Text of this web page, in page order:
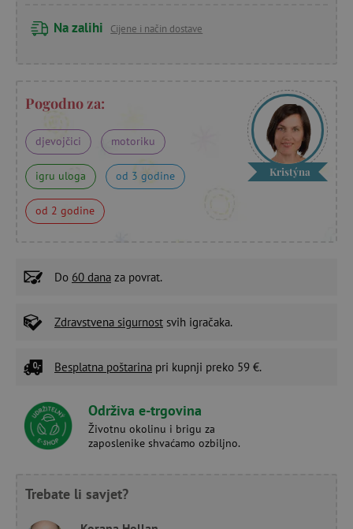
Na zalihi Cijene i način dostave
Pogodno za:
djevojčici motoriku
igru uloga od 3 godine
od 2 godine
Kristýna
Do 60 dana za povrat.
Zdravstvena sigurnost svih igračaka.
Besplatna poštarina pri kupnji preko 59 €.
Održiva e-trgovina
Životnu okolinu i brigu za
zaposlenike shvaćamo ozbiljno.
Trebate li savjet?